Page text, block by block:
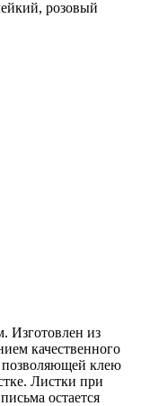
Изготовлен из
качественного
позволяющей клею
Листки при
остается